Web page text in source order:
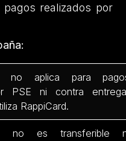
realizados por
no aplica para
PSE ni contra
RappiCard.
no es transferible